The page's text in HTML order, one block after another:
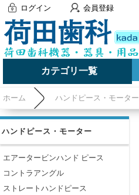
ログイン 会員登録
カテゴリ一覧
ホーム ハンドピース・モーター
ハンドピース・モーター
エアータービンハンド ピース
コントラアングル
ストレートハンドピース